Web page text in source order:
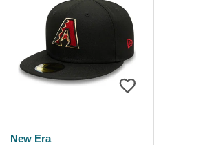
New Era